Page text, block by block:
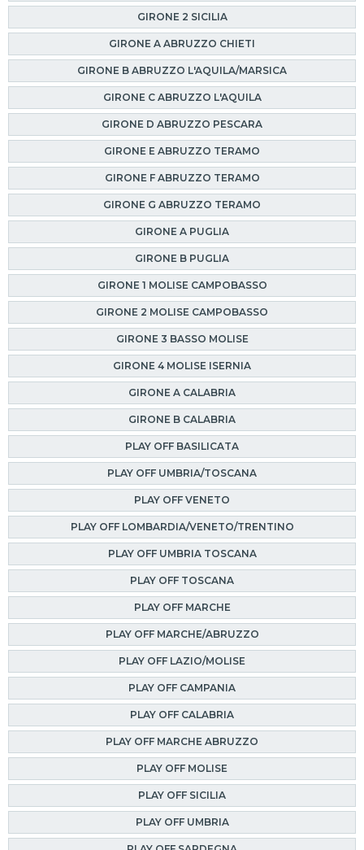
GIRONE 2 SICILIA
GIRONE A ABRUZZO CHIETI
GIRONE B ABRUZZO L'AQUILA/MARSICA
GIRONE C ABRUZZO L'AQUILA
GIRONE D ABRUZZO PESCARA
GIRONE E ABRUZZO TERAMO
GIRONE F ABRUZZO TERAMO
GIRONE G ABRUZZO TERAMO
GIRONE A PUGLIA
GIRONE B PUGLIA
GIRONE 1 MOLISE CAMPOBASSO
GIRONE 2 MOLISE CAMPOBASSO
GIRONE 3 BASSO MOLISE
GIRONE 4 MOLISE ISERNIA
GIRONE A CALABRIA
GIRONE B CALABRIA
PLAY OFF BASILICATA
PLAY OFF UMBRIA/TOSCANA
PLAY OFF VENETO
PLAY OFF LOMBARDIA/VENETO/TRENTINO
PLAY OFF UMBRIA TOSCANA
PLAY OFF TOSCANA
PLAY OFF MARCHE
PLAY OFF MARCHE/ABRUZZO
PLAY OFF LAZIO/MOLISE
PLAY OFF CAMPANIA
PLAY OFF CALABRIA
PLAY OFF MARCHE ABRUZZO
PLAY OFF MOLISE
PLAY OFF SICILIA
PLAY OFF UMBRIA